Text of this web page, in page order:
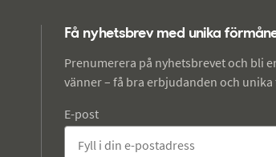
Få nyhetsbrev med unika
Prenumerera på nyhetsbrevet och bli
vänner – få bra erbjudanden och
E-post